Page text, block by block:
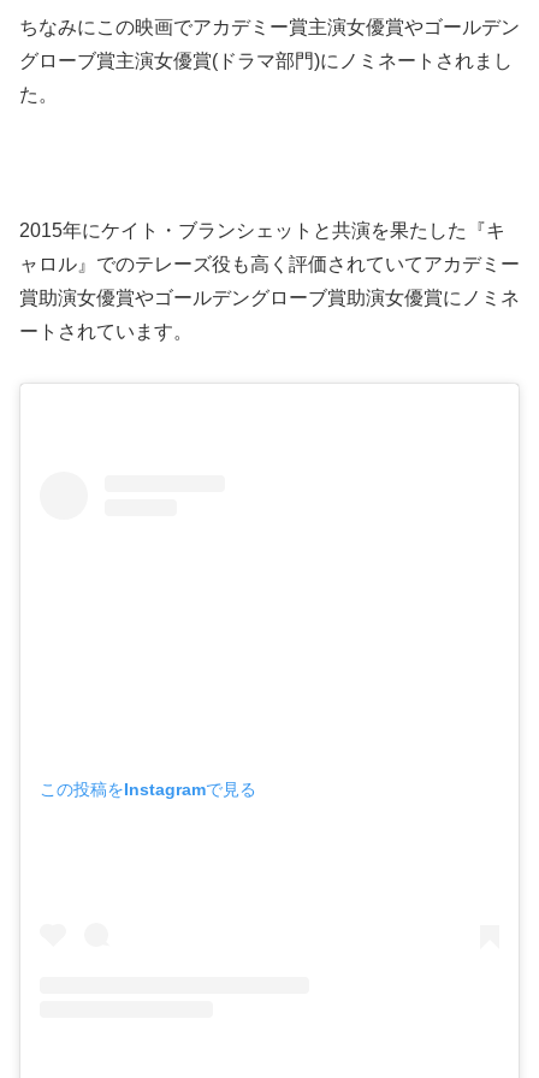
ちなみにこの映画でアカデミー賞主演女優賞やゴールデン
グローブ賞主演女優賞(ドラマ部門)にノミネートされまし
た。
2015年にケイト・ブランシェットと共演を果たした『キ
ャロル』でのテレーズ役も高く評価されていてアカデミー
賞助演女優賞やゴールデングローブ賞助演女優賞にノミネ
ートされています。
この投稿をInstagramで見る